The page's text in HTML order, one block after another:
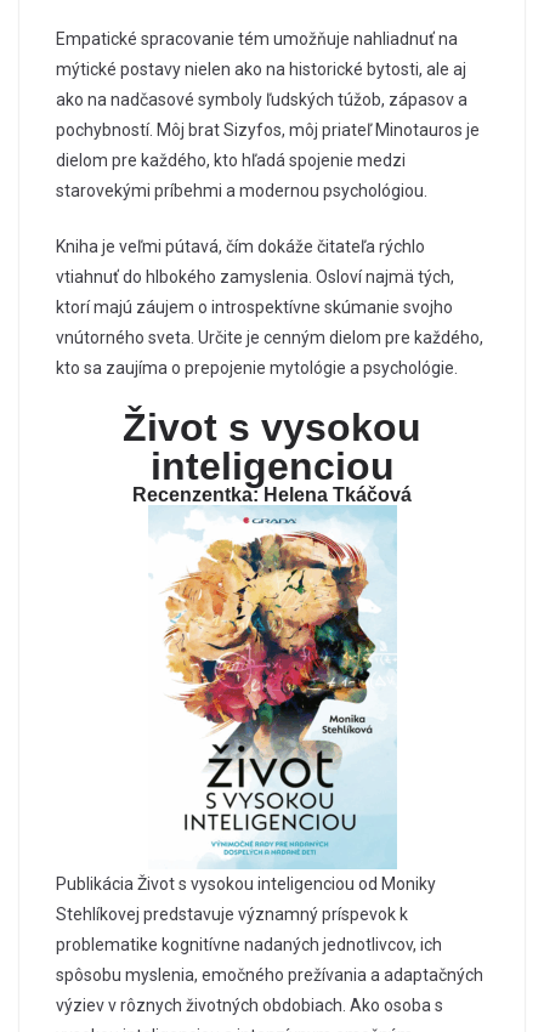
Empatické spracovanie tém umožňuje nahliadnuť na
mýtické postavy nielen ako na historické bytosti, ale aj
ako na nadčasové symboly ľudských túžob, zápasov a
pochybností. Môj brat Sizyfos, môj priateľ Minotauros je
dielom pre každého, kto hľadá spojenie medzi
starovekými príbehmi a modernou psychológiou.
Kniha je veľmi pútavá, čím dokáže čitateľa rýchlo
vtiahnuť do hlbokého zamyslenia. Osloví najmä tých,
ktorí majú záujem o introspektívne skúmanie svojho
vnútorného sveta. Určite je cenným dielom pre každého,
kto sa zaujíma o prepojenie mytológie a psychológie.
Život s vysokou
inteligenciou
Recenzentka: Helena Tkáčová
Publikácia Život s vysokou inteligenciou od Moniky
Stehlíkovej predstavuje významný príspevok k
problematike kognitívne nadaných jednotlivcov, ich
spôsobu myslenia, emočného prežívania a adaptačných
výziev v rôznych životných obdobiach. Ako osoba s